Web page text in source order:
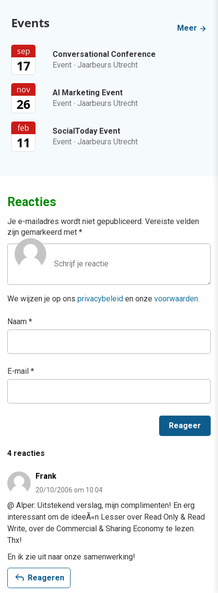
Events Meer
sep
17
Conversational Conference
Event · Jaarbeurs Utrecht
nov
26
AI Marketing Event
Event · Jaarbeurs Utrecht
feb
11
SocialToday Event
Event · Jaarbeurs Utrecht
Reacties
Je e-mailadres wordt niet gepubliceerd. Vereiste velden
zijn gemarkeerd met *
We wijzen je op ons privacybeleid en onze voorwaarden.
Naam *
E-mail *
4 reacties
Frank
20/10/2006 om 10:04
@ Alper: Uitstekend verslag, mijn complimenten! En erg
interessant om de ideeÃ«n Lesser over Read Only & Read
Write, over de Commercial & Sharing Economy te lezen.
Thx!
En ik zie uit naar onze samenwerking!
reply Reageren